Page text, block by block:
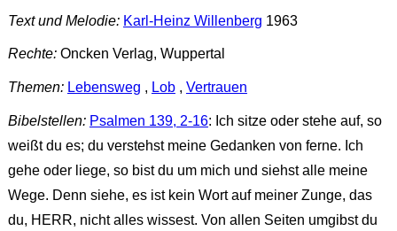
Text und Melodie: Karl-Heinz Willenberg 1963
Rechte:Oncken Verlag, Wuppertal
Themen: Lebensweg , Lob, Vertrauen
Bibelstellen: Psalmen 139, 2-16: Ich sitze oder stehe auf, so
weißt du es; du verstehst meine Gedanken von ferne. Ich
gehe oder liege, so bist du um mich und siehst alle meine
Wege. Denn siehe, es ist kein Wort auf meiner Zunge, das
du, HERR, nicht alles wissest. Von allen Seiten umgibst du